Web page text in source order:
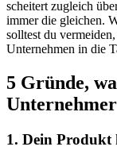
scheitert zugleich
immer die gleichen.
solltest du
Unternehmen in die
5 Gründe,
1. Dein